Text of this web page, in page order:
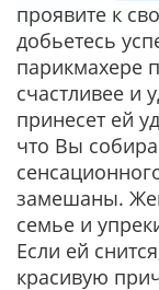
проявите к
добьетесь
парикмахере
счастливее и
принесет ей
что Вы
замешаны.
семье и
Если ей
красивую